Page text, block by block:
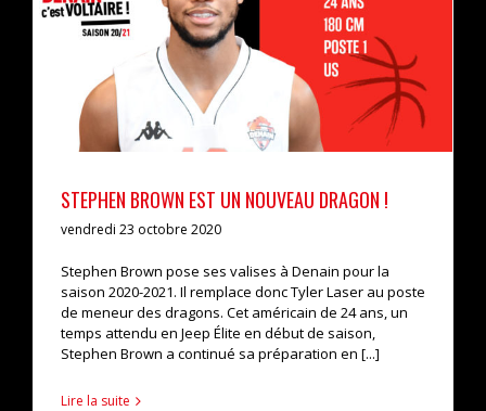
Stephen Brown est un nouveau Dragon !
actualités pro b
STEPHEN BROWN EST UN NOUVEAU DRAGON !
vendredi 23 octobre 2020
Stephen Brown pose ses valises à Denain pour la
saison 2020-2021. Il remplace donc Tyler Laser au poste
de meneur des dragons. Cet américain de 24 ans, un
temps attendu en Jeep Élite en début de saison,
Stephen Brown a continué sa préparation en [...]
Lire la suite